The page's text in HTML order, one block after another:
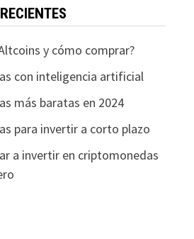
y cómo comprar?
con inteligencia artificial
más baratas en 2024
para invertir a corto plazo
a invertir en criptomonedas